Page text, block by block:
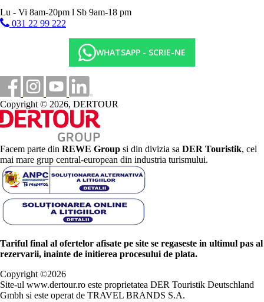
Lu - Vi 8am-20pm l Sb 9am-18 pm
031 22 99 222
WHATSAPP - SCRIE-NE
Copyright © 2026, DERTOUR
Facem parte din REWE Group si din divizia sa DER Touristik, cel
mai mare grup central-european din industria turismului.
Tariful final al ofertelor afisate pe site se regaseste in ultimul pas al
rezervarii, inainte de initierea procesului de plata.
Copyright ©2026
Site-ul www.dertour.ro este proprietatea DER Touristik Deutschland
Gmbh si este operat de TRAVEL BRANDS S.A.